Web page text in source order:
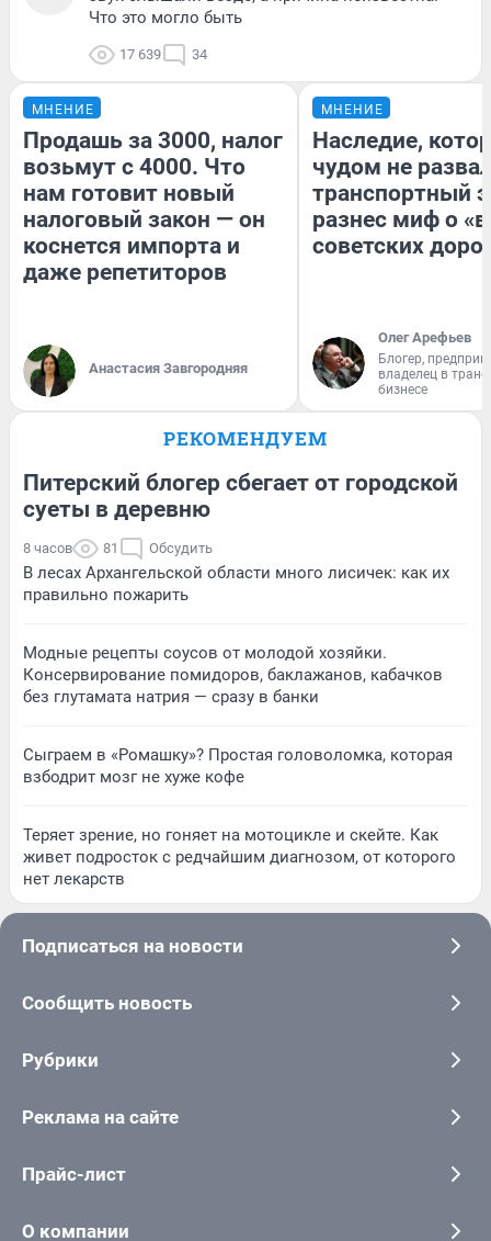
Что это могло быть
17 639 34
МНЕНИЕ
Продашь за 3000, налог
возьмут с 4000. Что
нам готовит новый
налоговый закон — он
коснется импорта и
даже репетиторов
Анастасия Завгородняя
МНЕНИЕ
Наследие,
чудом не
транспортный
разнес миф о
советских
Олег Арефьев
Блогер,
владелец в
бизнесе
РЕКОМЕНДУЕМ
Питерский блогер сбегает от городской
суеты в деревню
8 часов 81 Обсудить
В лесах Архангельской области много лисичек: как их
правильно пожарить
Модные рецепты соусов от молодой хозяйки.
Консервирование помидоров, баклажанов, кабачков
без глутамата натрия — сразу в банки
Сыграем в «Ромашку»? Простая головоломка, которая
взбодрит мозг не хуже кофе
Теряет зрение, но гоняет на мотоцикле и скейте. Как
живет подросток с редчайшим диагнозом, от которого
нет лекарств
Подписаться на новости
Сообщить новость
Рубрики
Реклама на сайте
Прайс-лист
О компании